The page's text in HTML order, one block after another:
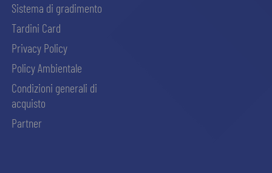
Sistema di gradimento
Tardini Card
Privacy Policy
Policy Ambientale
Condizioni generali di
acquisto
Partner